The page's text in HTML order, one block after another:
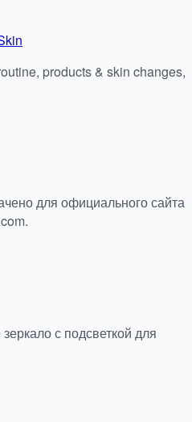
products & skin changes,
для официального сайта
с подсветкой для